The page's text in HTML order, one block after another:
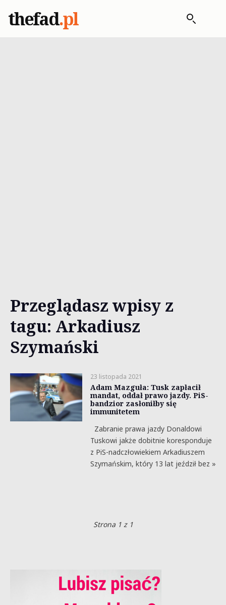
thefad.pl
Przeglądasz wpisy z
tagu: Arkadiusz
Szymański
23 listopada 2021
Adam Mazguła: Tusk zapłacił
mandat, oddał prawo jazdy. PiS-
bandzior zasłoniłby się
immunitetem
Zabranie prawa jazdy Donaldowi
Tuskowi jakże dobitnie koresponduje
z PiS-nadczłowiekiem Arkadiuszem
Szymańskim, który 13 lat jeździł bez »
Strona 1 z 1